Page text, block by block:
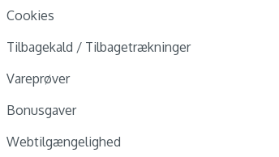
Cookies
Tilbagekald / Tilbagetrækninger
Vareprøver
Bonusgaver
Webtilgængelighed